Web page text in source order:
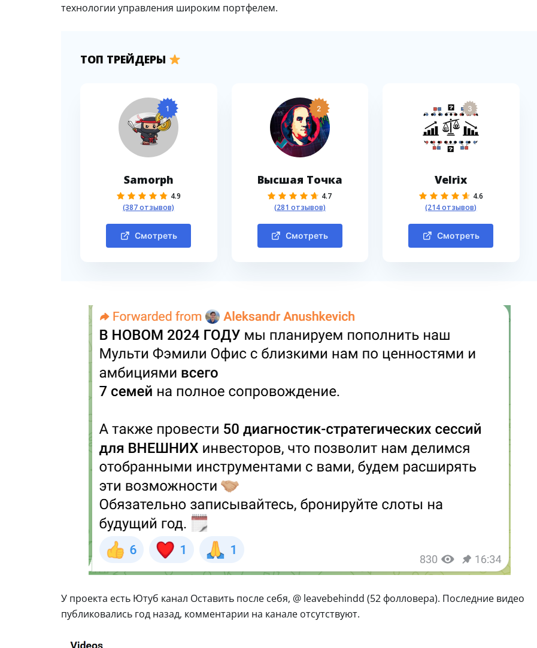
технологии управления широким портфелем.
ТОП ТРЕЙДЕРЫ
1
Samorph
4.9
(387 отзывов)
Смотреть
2
Высшая Точка
4.7
(281 отзывов)
Смотреть
3
Velrix
4.6
(214 отзывов)
Смотреть
У проекта есть Ютуб канал Оставить после себя, @ leavebehindd (52 фолловера). Последние видео
публиковались год назад, комментарии на канале отсутствуют.